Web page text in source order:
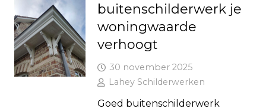
buitenschilderwerk je
woningwaarde
verhoogt
30 november 2025
Lahey Schilderwerken
Goed buitenschilderwerk